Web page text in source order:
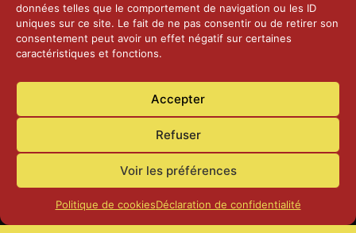
données telles que le comportement de navigation ou les ID
uniques sur ce site. Le fait de ne pas consentir ou de retirer son
consentement peut avoir un effet négatif sur certaines
caractéristiques et fonctions.
Accepter
Refuser
Voir les préférences
Politique de cookiesDéclaration de confidentialité
2025 – Palais Fédéral – Berne
25 juin 2026
Aînés – Noël 2024
Accueil Actualités Contact Confidentialité